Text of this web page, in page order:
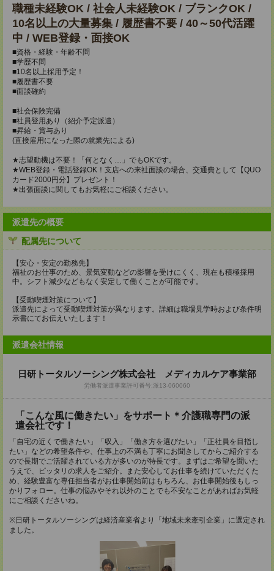
職種未経験OK / 社会人未経験OK / ブランクOK /
10名以上の大量募集 / 履歴書不要 / 40～50代活躍
中 / WEB登録・面接OK
■資格・経験・年齢不問
■学歴不問
■10名以上採用予定！
■履歴書不要
■面談確約
■社会保険完備
■社員登用あり（紹介予定派遣）
■昇給・賞与あり
(直接雇用になった際の就業先による)
★志望動機は不要！「何となく…」でもOKです。
★WEB登録・電話登録OK！支店への来社面談の場合、交通費として【QUO
カード2000円分】プレゼント！
★出張面談に関してもお気軽にご相談ください。
派遣先の概要
配属先について
【安心・安定の勤務先】
福祉のお仕事のため、景気変動などの影響を受けにくく、現在も積極採用
中。シフト減少などもなく安定して働くことが可能です。
【受動喫煙対策について】
派遣先によって受動喫煙対策が異なります。詳細は職場見学時および条件明
示書にてお伝えいたします！
派遣会社情報
日研トータルソーシング株式会社 メディカルケア事業部
労働者派遣事業許可番号:派13-060060
「こんな風に働きたい」をサポート＊介護職専門の派
遣会社です！
「自宅の近くで働きたい」「収入」「働き方を選びたい」「正社員を目指し
たい」などの希望条件や、仕事上の不満も丁寧にお聞きしてからご紹介する
ので長期でご活躍されている方が多いのが特長です。まずはご希望を聞いた
うえで、ピッタリの求人をご紹介。また安心してお仕事を続けていただくた
め、経験豊富な専任担当者がお仕事開始前はもちろん、お仕事開始後もしっ
かりフォロー。仕事の悩みやそれ以外のことでも不安なことがあればお気軽
にご相談くださいね。
※日研トータルソーシングは経済産業省より「地域未来牽引企業」に選定され
ました。